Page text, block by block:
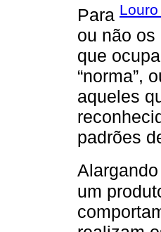
Para
ou não
que
“norma”,
aqueles
padrões
um